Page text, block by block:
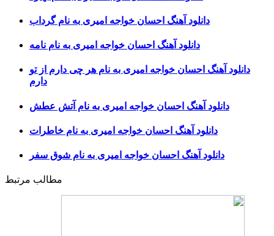
دانلود آهنگ احسان خواجه امیری به نام گرداب
دانلود آهنگ احسان خواجه امیری به نام نامه
دانلود آهنگ احسان خواجه امیری به نام هر چی دارم از تو
دارم
دانلود آهنگ احسان خواجه امیری به نام آتش عطش
دانلود آهنگ احسان خواجه امیری به نام خاطرات
دانلود آهنگ احسان خواجه امیری به نام شوق سفر
مطالب مرتبط